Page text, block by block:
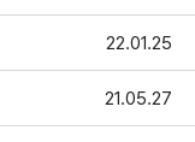
22.01.25
21.05.27